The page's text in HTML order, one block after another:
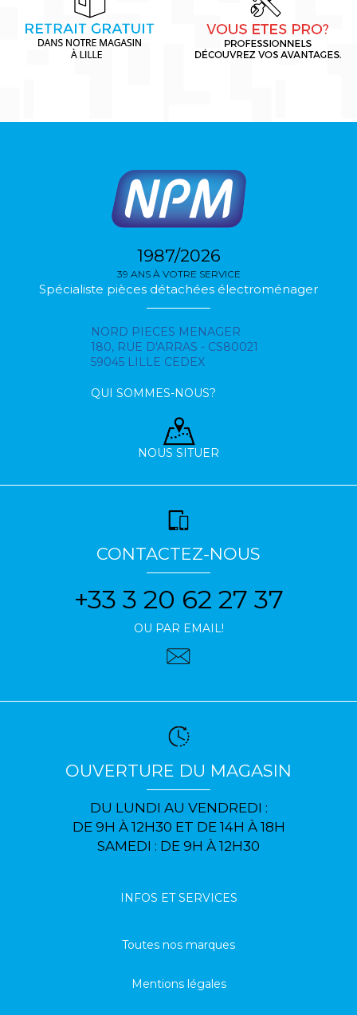
1987/2026
39 ANS À VOTRE SERVICE
Spécialiste pièces détachées électroménager
NORD PIECES MENAGER
180, RUE D'ARRAS - CS80021
59045 LILLE CEDEX
QUI SOMMES-NOUS?
NOUS SITUER
CONTACTEZ-NOUS
+33 3 20 62 27 37
OU PAR EMAIL!
OUVERTURE DU MAGASIN
DU LUNDI AU VENDREDI :
DE 9H À 12H30 ET DE 14H À 18H
SAMEDI : DE 9H À 12H30
INFOS ET SERVICES
Toutes nos marques
Mentions légales